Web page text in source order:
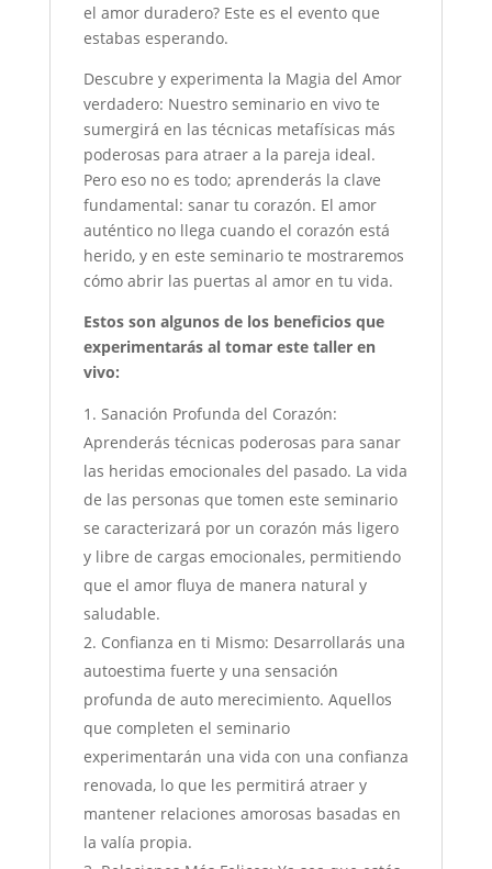
el amor duradero? Este es el evento que
estabas esperando.
Descubre y experimenta la Magia del Amor
verdadero: Nuestro seminario en vivo te
sumergirá en las técnicas metafísicas más
poderosas para atraer a la pareja ideal.
Pero eso no es todo; aprenderás la clave
fundamental: sanar tu corazón. El amor
auténtico no llega cuando el corazón está
herido, y en este seminario te mostraremos
cómo abrir las puertas al amor en tu vida.
Estos son algunos de los beneficios que
experimentarás al tomar este taller en
vivo:
Sanación Profunda del Corazón:
Aprenderás técnicas poderosas para sanar
las heridas emocionales del pasado. La vida
de las personas que tomen este seminario
se caracterizará por un corazón más ligero
y libre de cargas emocionales, permitiendo
que el amor fluya de manera natural y
saludable.
Confianza en ti Mismo: Desarrollarás una
autoestima fuerte y una sensación
profunda de auto merecimiento. Aquellos
que completen el seminario
experimentarán una vida con una confianza
renovada, lo que les permitirá atraer y
mantener relaciones amorosas basadas en
la valía propia.